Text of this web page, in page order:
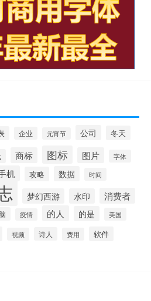
企业 元宵节 公司 冬天
商标 图标 图片 字体
机 攻略 数据 时间
梦幻西游 水印 消费者
疫情 的人 的是 美国
视频 诗人 费用 软件